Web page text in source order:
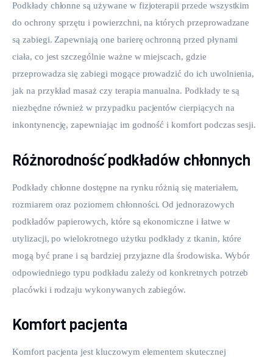
Podkłady chłonne są używane w fizjoterapii przede wszystkim
do ochrony sprzętu i powierzchni, na których przeprowadzane
są zabiegi. Zapewniają one barierę ochronną przed płynami
ciała, co jest szczególnie ważne w miejscach, gdzie
przeprowadza się zabiegi mogące prowadzić do ich uwolnienia,
jak na przykład masaż czy terapia manualna. Podkłady te są
niezbędne również w przypadku pacjentów cierpiących na
inkontynencję, zapewniając im godność i komfort podczas sesji.
Różnorodność podkładów chłonnych
Podkłady chłonne dostępne na rynku różnią się materiałem,
rozmiarem oraz poziomem chłonności. Od jednorazowych
podkładów papierowych, które są ekonomiczne i łatwe w
utylizacji, po wielokrotnego użytku podkłady z tkanin, które
mogą być prane i są bardziej przyjazne dla środowiska. Wybór
odpowiedniego typu podkładu zależy od konkretnych potrzeb
placówki i rodzaju wykonywanych zabiegów.
Komfort pacjenta
Komfort pacjenta jest kluczowym elementem skutecznej